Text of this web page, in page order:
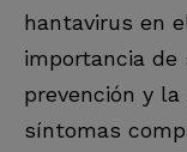
hantavirus en
importancia de
prevención y
síntomas